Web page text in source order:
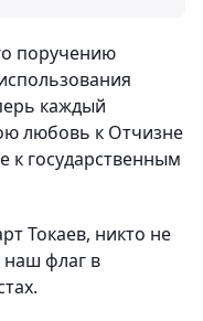
поручению
каждый
любовь к Отчизне
к государственным
Токаев, никто не
флаг в